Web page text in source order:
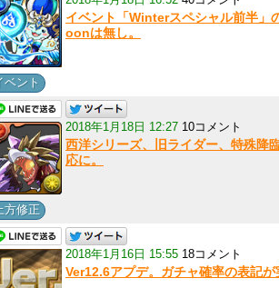
イベント「Winterスペシャル前半」
oonは無し。
ベント
2018年1月18日 12:27 10コメント
西洋シリーズ、旧ライダー、特殊降
応に。
方修正
2018年1月16日 15:55 18コメント
Ver12.6アプデ。ガチャ確率の表記が